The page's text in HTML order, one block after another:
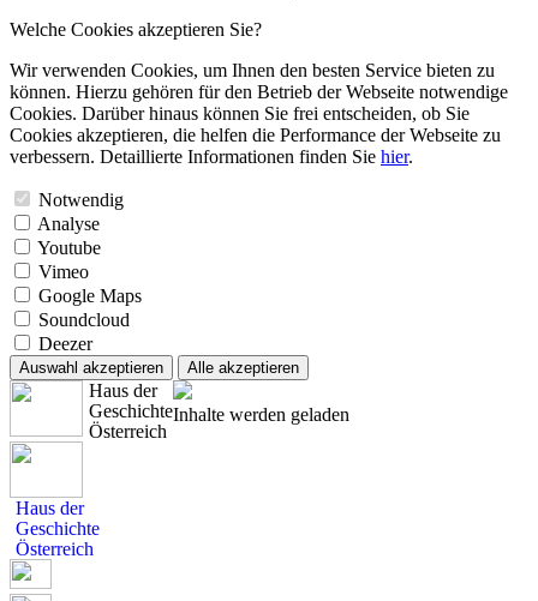
Welche Cookies akzeptieren Sie?
Wir verwenden Cookies, um Ihnen den besten Service bieten zu
können. Hierzu gehören für den Betrieb der Webseite notwendige
Cookies. Darüber hinaus können Sie frei entscheiden, ob Sie
Cookies akzeptieren, die helfen die Performance der Webseite zu
verbessern. Detaillierte Informationen finden Sie hier.
Notwendig
Analyse
Youtube
Vimeo
Google Maps
Soundcloud
Deezer
Auswahl akzeptieren Alle akzeptieren
Haus der
Geschichte
Österreich
Inhalte werden geladen
Haus der
Geschichte
Österreich